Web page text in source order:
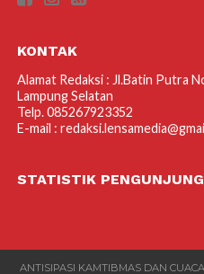
KONTAK
Alamat Redaksi : Jl.Batin Putra
Lampung Selatan
Telp. 085267923352
E-mail :
STATISTIK PENGUNJUNG
ANTISIPASI KAMTIBMAS DAN